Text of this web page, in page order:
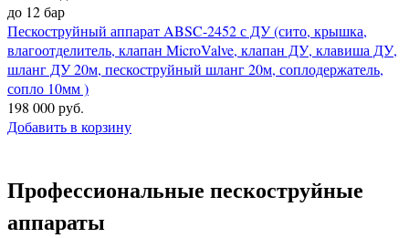
до 12 бар
Пескоструйный аппарат ABSC-2452 с ДУ (сито, крышка,
влагоотделитель, клапан MicroValve, клапан ДУ, клавиша ДУ,
шланг ДУ 20м, пескоструйный шланг 20м, соплодержатель,
сопло 10мм )
198 000 руб.
Добавить в корзину
Профессиональные пескоструйные
аппараты